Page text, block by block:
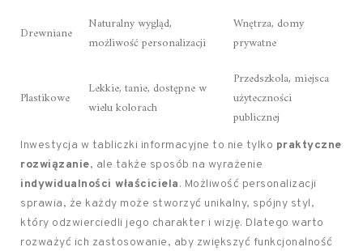
Drewniane
Naturalny wygląd,
możliwość personalizacji
Wnętrza, domy
prywatne
Plastikowe
Lekkie, tanie, dostępne w
wielu kolorach
Przedszkola, miejsca
użyteczności
publicznej
Inwestycja w tabliczki informacyjne to nie tylko praktyczne
rozwiązanie, ale także sposób na wyrażenie
indywidualności właściciela. Możliwość personalizacji
sprawia, że każdy może stworzyć unikalny, spójny styl,
który odzwierciedli jego charakter i wizję. Dlatego warto
rozważyć ich zastosowanie, aby zwiększyć funkcjonalność